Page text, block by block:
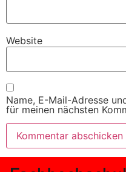
Website
Name, E-Mail-Adresse
für meinen nächsten